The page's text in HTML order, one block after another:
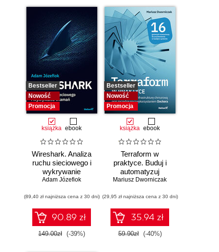
kreatywności.
Wydanie II
Bestseller
Nowość
Promocja
książka ebook
Wireshark. Analiza
ruchu sieciowego i
wykrywanie
włamań
Adam Józefiok
(89,40 zł najniższa cena z 30 dni)
90.89 zł
149.00zł (-39%)
Bestseller
Nowość
Promocja
książka ebook
Terraform w
praktyce. Buduj i
automatyzuj
infrastrukturę
zarządzaj nią z
wykorzystaniem
Dockera
Mariusz Dworniczak
(29,95 zł najniższa cena z 30 dni)
35.94 zł
59.90zł (-40%)